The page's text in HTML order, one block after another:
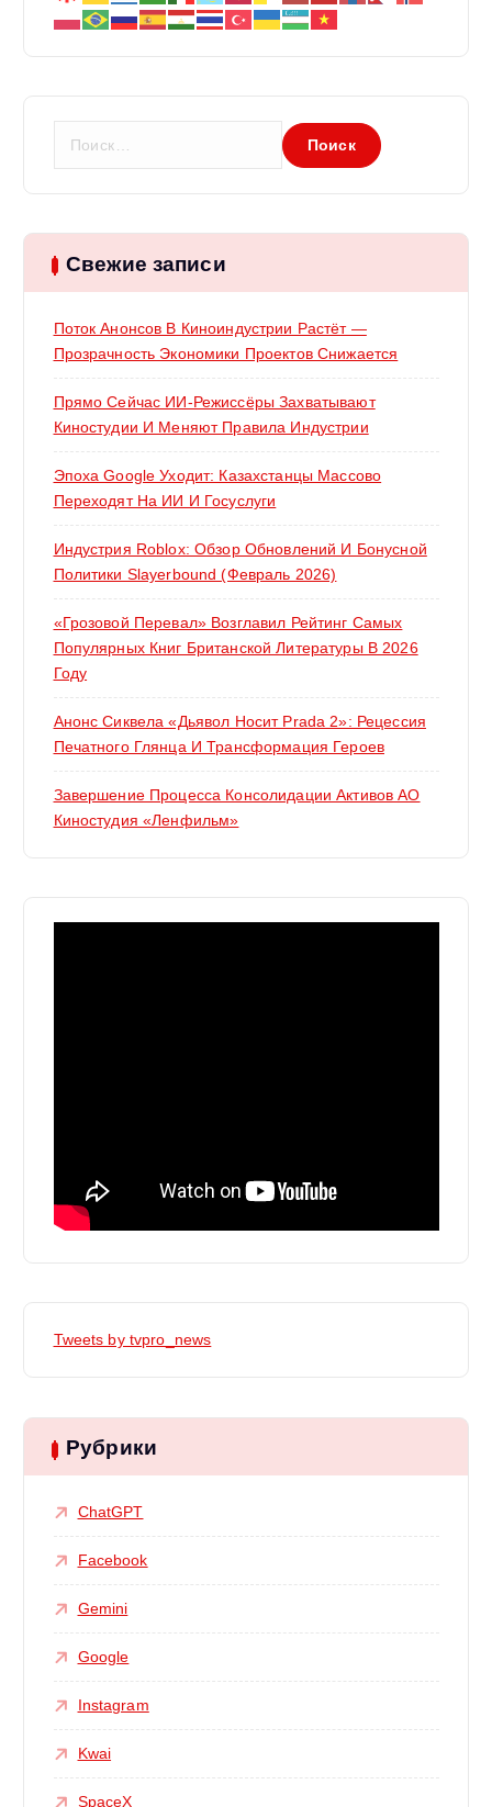
и
: Свежие записи
Поток Анонсов В Киноиндустрии Растёт —
Прозрачность Экономики Проектов Снижается
Прямо Сейчас ИИ-Режиссёры Захватывают
Киностудии И Меняют Правила Индустрии
Эпоха Google Уходит: Казахстанцы Массово
Переходят На ИИ И Госуслуги
Индустрия Roblox: Обзор Обновлений И Бонусной
Политики Slayerbound (февраль 2026)
«Грозовой Перевал» Возглавил Рейтинг Самых
Популярных Книг Британской Литературы В 2026
Году
Анонс Сиквела «Дьявол Носит Prada 2»: Рецессия
Печатного Глянца И Трансформация Героев
Завершение Процесса Консолидации Активов АО
Киностудия «Ленфильм»
Tweets by tvpro_news
Рубрики
ChatGPT
Facebook
Gemini
Google
Instagram
Kwai
SpaceX